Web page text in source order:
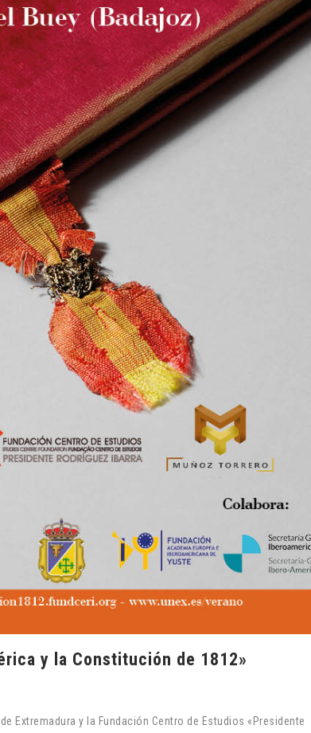
y la Constitución de 1812»
Extremadura y la Fundación Centro de Estudios «Presidente